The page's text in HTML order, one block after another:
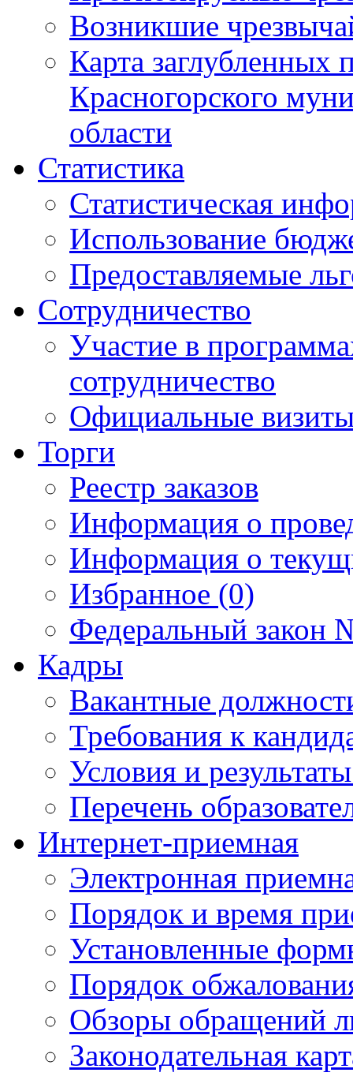
Возникшие
Карта
Красногорского
области
Статистика
Статистическая
Использование
Предоставляемые
Сотрудничество
Участие в
сотрудничество
Официальные
Торги
Реестр заказов
Информация о
Информация о
Избранное (0)
Федеральный закон
Кадры
Вакантные
Требования к
Условия и
Перечень
Интернет-приемная
Электронная
Порядок и время
Установленные
Порядок
Обзоры обращений
Законодательная